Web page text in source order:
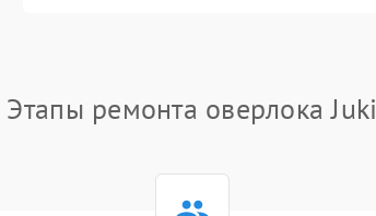
Этапы ремонта оверлока Juki